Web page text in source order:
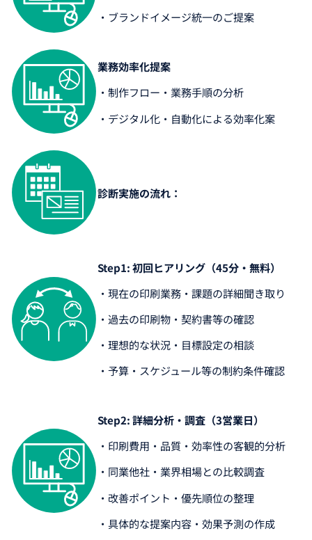
・ブランドイメージ統一のご提案
業務効率化提案
・制作フロー・業務手順の分析
・デジタル化・自動化による効率化案
診断実施の流れ：
Step1: 初回ヒアリング（45分・無料）
・現在の印刷業務・課題の詳細聞き取り
・過去の印刷物・契約書等の確認
・理想的な状況・目標設定の相談
・予算・スケジュール等の制約条件確認
Step2: 詳細分析・調査（3営業日）
・印刷費用・品質・効率性の客観的分析
・同業他社・業界相場との比較調査
・改善ポイント・優先順位の整理
・具体的な提案内容・効果予測の作成